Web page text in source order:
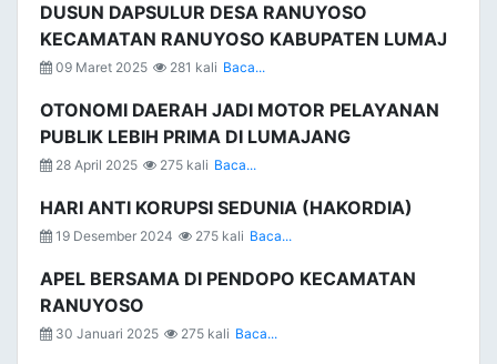
DUSUN DAPSULUR DESA RANUYOSO
KECAMATAN RANUYOSO KABUPATEN LUMAJ
09 Maret 2025 281 kali Baca...
OTONOMI DAERAH JADI MOTOR PELAYANAN
PUBLIK LEBIH PRIMA DI LUMAJANG
28 April 2025 275 kali Baca...
HARI ANTI KORUPSI SEDUNIA (HAKORDIA)
19 Desember 2024 275 kali Baca...
APEL BERSAMA DI PENDOPO KECAMATAN
RANUYOSO
30 Januari 2025 275 kali Baca...